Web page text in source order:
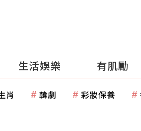
生活娛樂 有肌勵
肖 韓劇 彩妝保養